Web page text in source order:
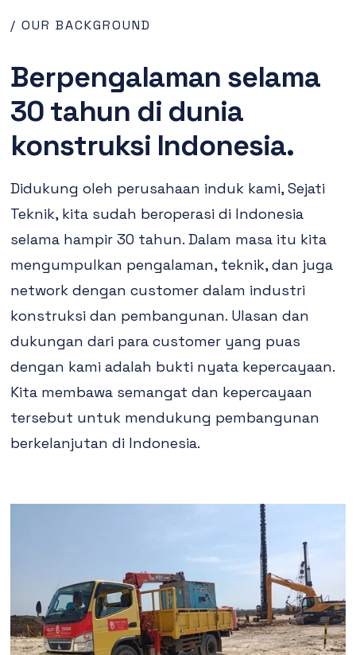
/ OUR BACKGROUND
Berpengalaman selama
30 tahun di dunia
konstruksi Indonesia.
Didukung oleh perusahaan induk kami, Sejati
Teknik, kita sudah beroperasi di Indonesia
selama hampir 30 tahun. Dalam masa itu kita
mengumpulkan pengalaman, teknik, dan juga
network dengan customer dalam industri
konstruksi dan pembangunan. Ulasan dan
dukungan dari para customer yang puas
dengan kami adalah bukti nyata kepercayaan.
Kita membawa semangat dan kepercayaan
tersebut untuk mendukung pembangunan
berkelanjutan di Indonesia.